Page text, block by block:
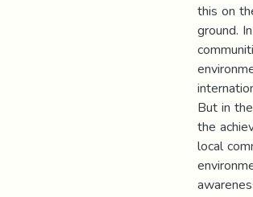
this on
ground.
But in
the
local